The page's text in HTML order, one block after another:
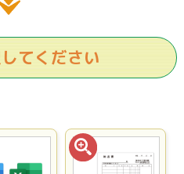
てください